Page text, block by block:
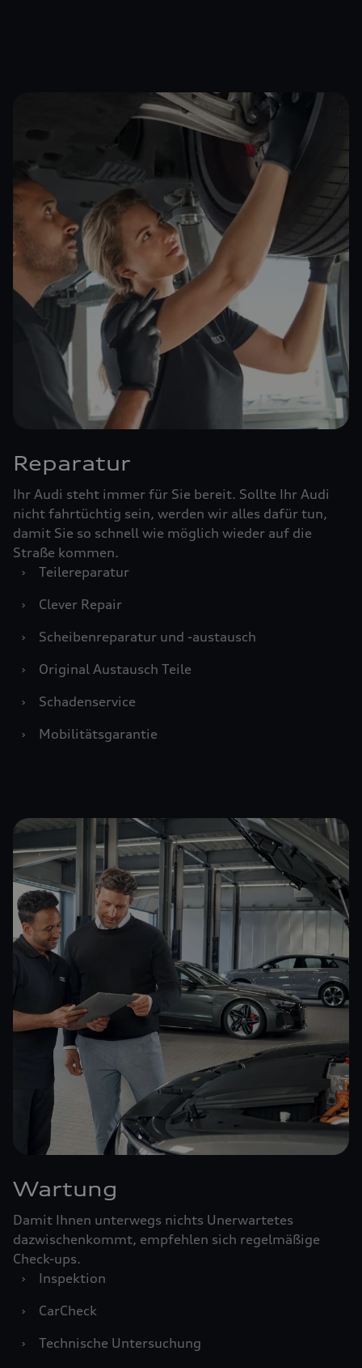
Reparatur
Ihr Audi steht immer für Sie bereit. Sollte Ihr Audi
nicht fahrtüchtig sein, werden wir alles dafür tun,
damit Sie so schnell wie möglich wieder auf die
Straße kommen.
›
Teilereparatur
›
Clever Repair
›
Scheibenreparatur und -austausch
›
Original Austausch Teile
›
Schadenservice
›
Mobilitätsgarantie
Wartung
Damit Ihnen unterwegs nichts Unerwartetes
dazwischenkommt, empfehlen sich regelmäßige
Check-ups.
›
Inspektion
›
CarCheck
›
Technische Untersuchung